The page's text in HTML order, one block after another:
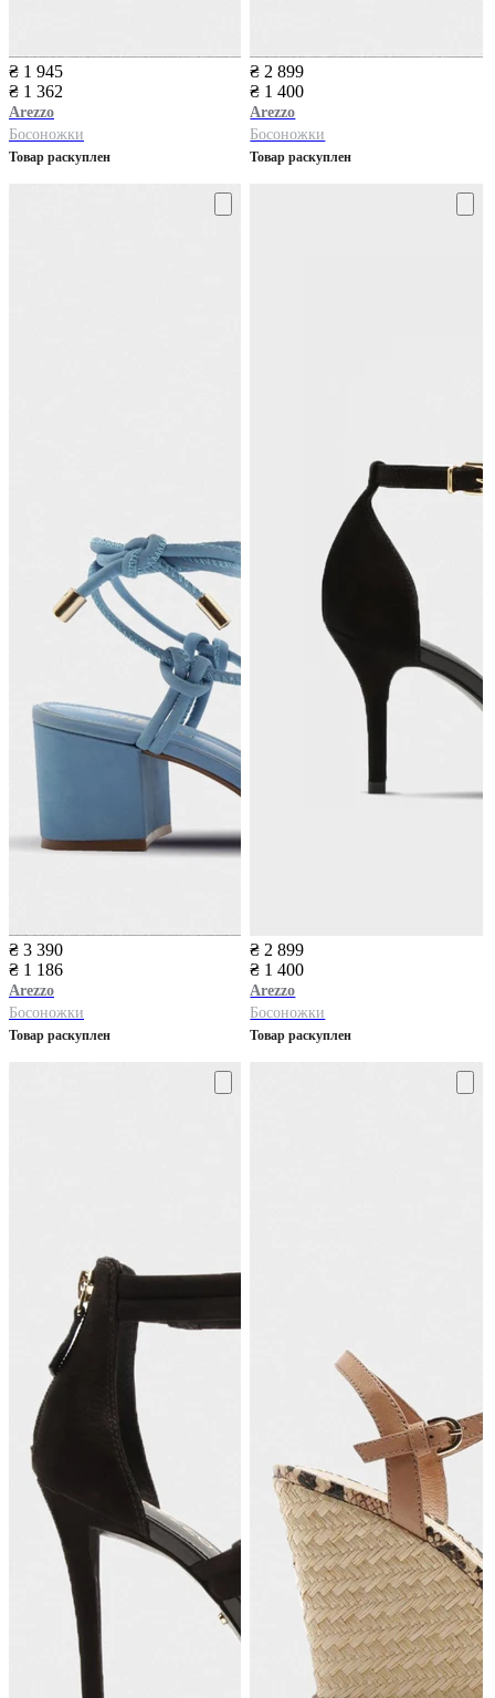
₴ 1 945
₴ 1 362
Arezzo
Босоножки
Товар раскуплен
₴ 2 899
₴ 1 400
Arezzo
Босоножки
Товар раскуплен
₴ 3 390
₴ 1 186
Arezzo
Босоножки
Товар раскуплен
₴ 2 899
₴ 1 400
Arezzo
Босоножки
Товар раскуплен